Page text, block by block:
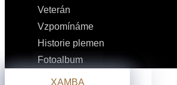
Náš shiba kluk YOJI
PRVNÍ VRH
Náš samojed MARCUS
VRH A
Veterán
Náš samojed GESTA
Vzpomínáme
XAMBA
Historie plemen
Fotoalbum